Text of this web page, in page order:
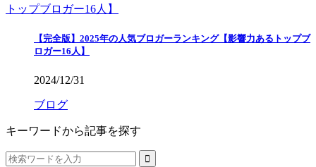
【完全版】2025年の人気ブロガーランキング【影響力あるトップブ
ロガー16人】
2024/12/31
ブログ
キーワードから記事を探す